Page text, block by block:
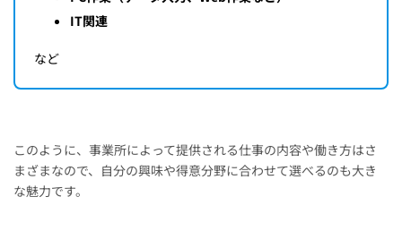
IT関連
など
このように、事業所によって提供される仕事の内容や働き方はさ
まざまなので、自分の興味や得意分野に合わせて選べるのも大き
な魅力です。